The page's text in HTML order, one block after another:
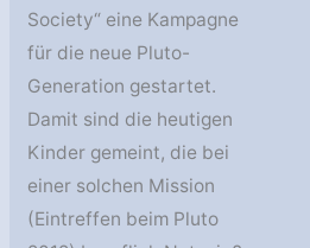
Society“ eine Kampagne
für die neue Pluto-
Generation gestartet.
Damit sind die heutigen
Kinder gemeint, die bei
einer solchen Mission
(Eintreffen beim Pluto